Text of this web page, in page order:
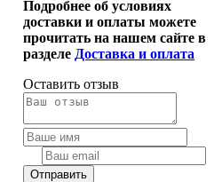
Подробнее об условиях
доставки и оплаты можете
прочитать на нашем сайте в
разделе Доставка и оплата
Оставить отзыв